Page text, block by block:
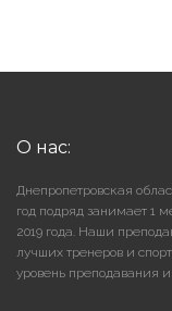
О нас:
Днепропетровская
год подряд занимает 1
2019 года. Наши
лучших тренеров и
уровень преподавания